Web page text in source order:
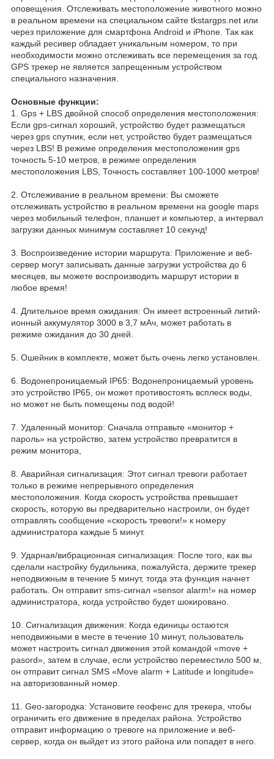
оповещения. Отслеживать местоположение животного можно
в реальном времени на специальном сайте tkstargps.net или
через приложение для смартфона Android и iPhone. Так как
каждый ресивер обладает уникальным номером, то при
необходимости можно отслеживать все перемещения за год.
GPS трекер не является запрещенным устройством
специального назначения.
Основные функции:
1. Gps + LBS двойной способ определения местоположения:
Если gps-сигнал хороший, устройство будет размещаться
через gps спутник, если нет, устройство будет размещаться
через LBS! В режиме определения местоположения gps
точность 5-10 метров, в режиме определения
местоположения LBS, Точность составляет 100-1000 метров!
2. Отслеживание в реальном времени: Вы сможете
отслеживать устройство в реальном времени на google maps
через мобильный телефон, планшет и компьютер, а интервал
загрузки данных минимум составляет 10 секунд!
3. Воспроизведение истории маршрута: Приложение и веб-
сервер могут записывать данные загрузки устройства до 6
месяцев, вы можете воспроизводить маршрут истории в
любое время!
4. Длительное время ожидания: Он имеет встроенный литий-
ионный аккумулятор 3000 в 3,7 мАч, может работать в
режиме ожидания до 30 дней.
5. Ошейник в комплекте, может быть очень легко установлен.
6. Водонепроницаемый IP65: Водонепроницаемый уровень
это устройство IP65, он может противостоять всплеск воды,
но может не быть помещены под водой!
7. Удаленный монитор: Сначала отправьте «монитор +
пароль» на устройство, затем устройство превратится в
режим монитора,
8. Аварийная сигнализация: Этот сигнал тревоги работает
только в режиме непрерывного определения
местоположения. Когда скорость устройства превышает
скорость, которую вы предварительно настроили, он будет
отправлять сообщение «скорость тревоги!» к номеру
администратора каждые 5 минут.
9. Ударная/вибрационная сигнализация: После того, как вы
сделали настройку будильника, пожалуйста, держите трекер
неподвижным в течение 5 минут, тогда эта функция начнет
работать. Он отправит sms-сигнал «sensor alarm!» на номер
администратора, когда устройство будет шокировано.
10. Сигнализация движения: Когда единицы остаются
неподвижными в месте в течение 10 минут, пользователь
может настроить сигнал движения этой командой «move +
pasord», затем в случае, если устройство переместило 500 м,
он отправит сигнал SMS «Move alarm + Latitude и longitude»
на авторизованный номер.
11. Geo-загородка: Установите геофенс для трекера, чтобы
ограничить его движение в пределах района. Устройство
отправит информацию о тревоге на приложение и веб-
сервер, когда он выйдет из этого района или попадет в него.